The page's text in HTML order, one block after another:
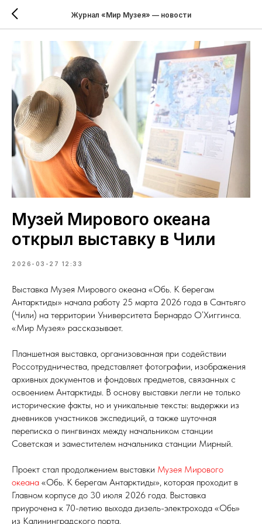
Журнал «Мир Музея» — новости
Музей Мирового океана
открыл выставку в Чили
2026-03-27 12:33
Выставка Музея Мирового океана «Обь. К берегам
Антарктиды» начала работу 25 марта 2026 года в Сантьяго
(Чили) на территории Университета Бернардо О’Хиггинса.
«Мир Музея» рассказывает.
Планшетная выставка, организованная при содействии
Россотрудничества, представляет фотографии, изображения
архивных документов и фондовых предметов, связанных с
освоением Антарктиды. В основу выставки легли не только
исторические факты, но и уникальные тексты: выдержки из
дневников участников экспедиций, а также шуточная
переписка о пингвинах между начальником станции
Советская и заместителем начальника станции Мирный.
Проект стал продолжением выставки Музея Мирового
океана «Обь. К берегам Антарктиды», которая проходит в
Главном корпусе до 30 июля 2026 года. Выставка
приурочена к 70-летию выхода дизель-электрохода «Обь»
из Калининградского порта.